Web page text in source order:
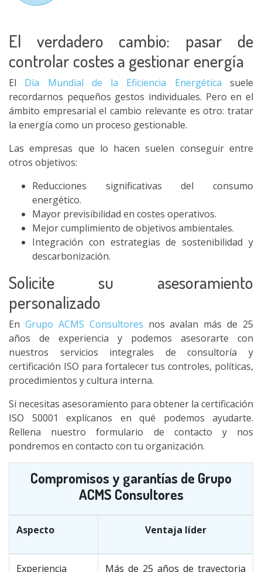
El verdadero cambio: pasar de
controlar costes a gestionar energía
El Día Mundial de la Eficiencia Energética suele
recordarnos pequeños gestos individuales. Pero en el
ámbito empresarial el cambio relevante es otro: tratar
la energía como un proceso gestionable.
Las empresas que lo hacen suelen conseguir entre
otros objetivos:
Reducciones significativas del consumo
energético.
Mayor previsibilidad en costes operativos.
Mejor cumplimiento de objetivos ambientales.
Integración con estrategias de sostenibilidad y
descarbonización.
Solicite su asesoramiento
personalizado
En Grupo ACMS Consultores nos avalan más de 25
años de experiencia y podemos asesorarte con
nuestros servicios integrales de consultoría y
certificación ISO para fortalecer tus controles, políticas,
procedimientos y cultura interna.
Si necesitas asesoramiento para obtener la certificación
ISO 50001 explícanos en qué podemos ayudarte.
Rellena nuestro formulario de contacto y nos
pondremos en contacto con tu organización.
Compromisos y garantías de Grupo
ACMS Consultores
Aspecto Ventaja líder
Experiencia Más de 25 años de trayectoria